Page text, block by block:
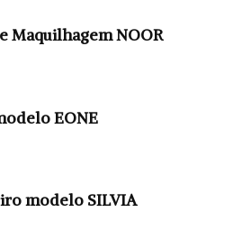
Maquilhagem NOOR
EONE
modelo SILVIA